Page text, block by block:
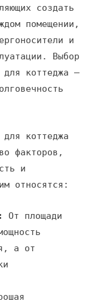
создать
помещении,
и
Выбор
для коттеджа –
коттеджа
факторов,
и
относятся:
От площади
а от